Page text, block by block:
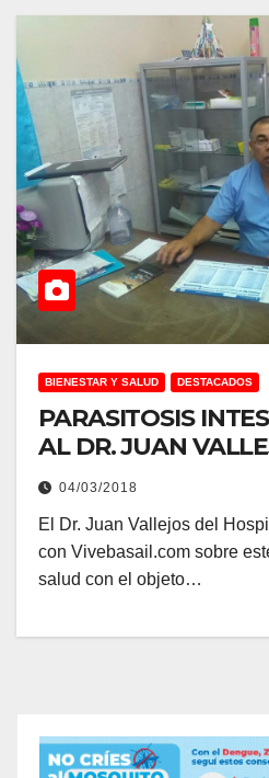
BIENESTAR Y SALUD DESTACADOS
PARASITOSIS
AL DR. JUAN
04/03/2018
El Dr. Juan Vallejos del
con Vivebasail.com sobre
salud con el objeto…